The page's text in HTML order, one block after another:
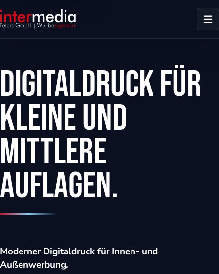
Digitaldruck für
kleine und
mittlere
Auflagen.
Moderner Digitaldruck für Innen- und
Außenwerbung.